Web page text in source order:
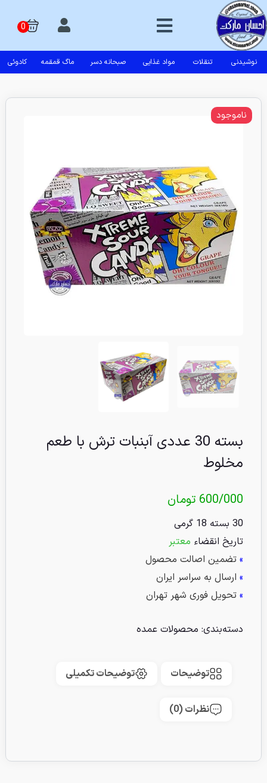
نوشیدنی تنقلات مواد غذایی صبحانه دسر ماگ قمقمه کادوئی
بسته 30 عددی آبنبات ترش با طعم
مخلوط
600/000 تومان
30 بسته 18 گرمی
تاریخ انقضاء معتبر
» تضمین اصالت محصول
» ارسال به سراسر ایران
» تحویل فوری شهر تهران
ناموجود
دسته‌بندی: محصولات عمده
توضیحات توضیحات تکمیلی
نظرات (0)